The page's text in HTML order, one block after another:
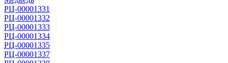
РЦ-00001331
РЦ-00001332
РЦ-00001333
РЦ-00001334
РЦ-00001335
РЦ-00001337